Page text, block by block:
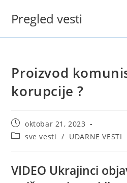
Pregled vesti
Proizvod
korupcije ?
Post
published:
oktobar 21, 2023
Postsve vesti / UDARNE VESTI
VIDEO Ukrajinci